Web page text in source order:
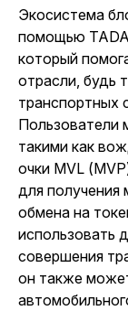
Экосистема
помощью TADA
который
отрасли, будь
транспортных
Пользователи
такими как
очки MVL
для получения
обмена на
использовать
совершения
он также